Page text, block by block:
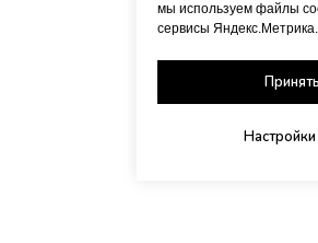
мы используем файлы
сервисы Яндекс.Метрика.